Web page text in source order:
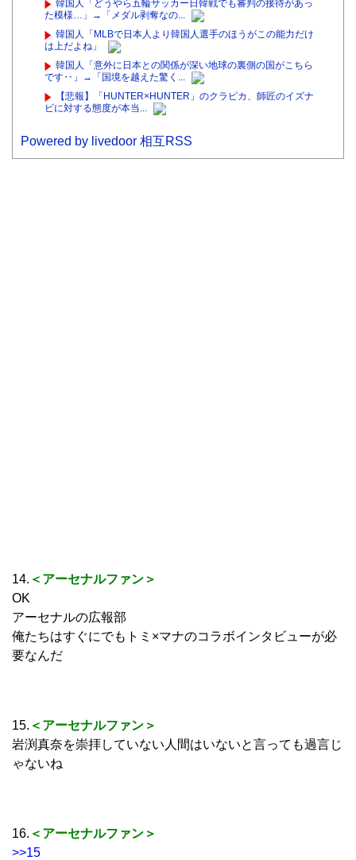
韓国人「どうやら五輪サッカー日韓戦でも審判の接待があっ
た模様…」→「メダル剥奪なの...
韓国人「MLBで日本人より韓国人選手のほうがこの能力だけ
は上だよね」
韓国人「意外に日本との関係が深い地球の裏側の国がこちら
です‥」→「国境を越えた驚く...
【悲報】「HUNTER×HUNTER」のクラピカ、師匠のイズナ
ビに対する態度が本当...
Powered by livedoor 相互RSS
14. ＜アーセナルファン＞
OK
アーセナルの広報部
俺たちはすぐにでもトミ×マナのコラボインタビューが必
要なんだ
15. ＜アーセナルファン＞
岩渕真奈を崇拝していない人間はいないと言っても過言じ
ゃないね
16. ＜アーセナルファン＞
>>15